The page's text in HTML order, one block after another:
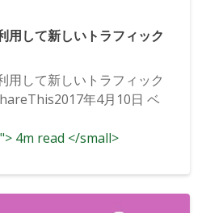
用して新しいトラフィック
用して新しいトラフィック
年4月10日 ベ
4m read </small>